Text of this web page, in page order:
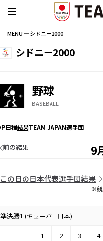
MENU ─ シドニー2000
シドニー2000
野球
BASEBALL
日程結果TEAM JAPAN選手団
9
前の結果
この日の日本代表選手団結果
※競
準決勝1 (キューバ - 日本)
1 2 3 4